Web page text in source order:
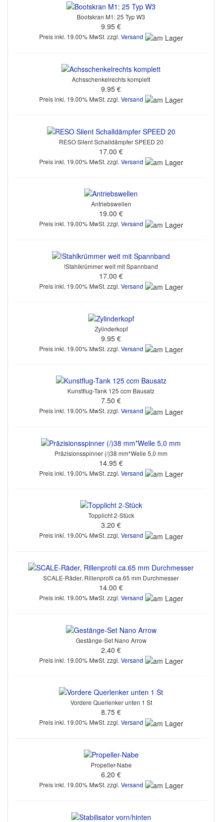
Bootskran M1: 25 Typ W3
9.95 €
Preis inkl. 19.00% MwSt. zzgl. Versand
Achsschenkelrechts komplett
9.95 €
Preis inkl. 19.00% MwSt. zzgl. Versand
RESO Silent Schalldämpfer SPEED 20
17.00 €
Preis inkl. 19.00% MwSt. zzgl. Versand
Antriebswellen
19.00 €
Preis inkl. 19.00% MwSt. zzgl. Versand
!Stahlkrümmer weit mit Spannband
17.00 €
Preis inkl. 19.00% MwSt. zzgl. Versand
Zylinderkopf
9.95 €
Preis inkl. 19.00% MwSt. zzgl. Versand
Kunstflug-Tank 125 ccm Bausatz
7.50 €
Preis inkl. 19.00% MwSt. zzgl. Versand
Präzisionsspinner (/)38 mm*Welle 5,0 mm
14.95 €
Preis inkl. 19.00% MwSt. zzgl. Versand
Topplicht 2-Stück
3.20 €
Preis inkl. 19.00% MwSt. zzgl.Versand
SCALE-Räder, Rillenprofil ca.65 mm Durchmesser
14.00 €
Preis inkl. 19.00% MwSt. zzgl. Versand
Gestänge-Set Nano Arrow
2.40 €
Preis inkl. 19.00% MwSt. zzgl. Versand
Vordere Querlenker unten 1 St
8.75 €
Preis inkl. 19.00% MwSt. zzgl.Versand
Propeller-Nabe
6.20 €
Preis inkl. 19.00% MwSt. zzgl. Versand